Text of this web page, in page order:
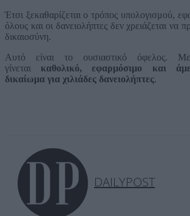
Έτσι ξεκαθαρίζεται ο τρόπος υπολογισμού,
όλους και οι δανειολήπτες δεν χρειάζεται να
δικαιοσύνη.
Αυτό είναι το ουσιαστικό όφελος.
γίνεται καθολικό, εφαρμόσιμο και
δικαίωμα για χιλιάδες δανειολήπτες.
DAILYPOST